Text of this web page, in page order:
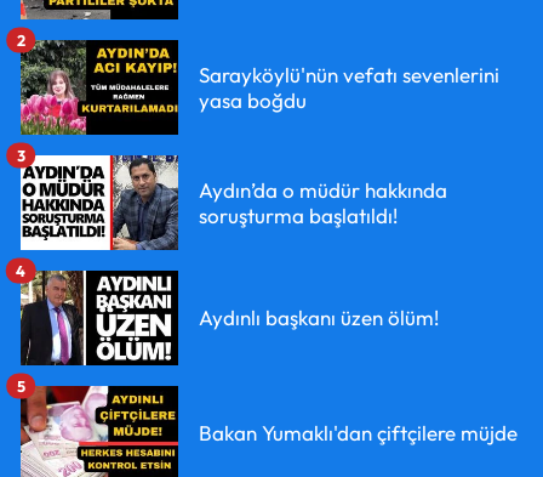
Sarayköylü'nün vefatı sevenlerini
yasa boğdu
2
Aydın’da o müdür hakkında
soruşturma başlatıldı!
3
Aydınlı başkanı üzen ölüm!
4
Bakan Yumaklı'dan çiftçilere müjde
5